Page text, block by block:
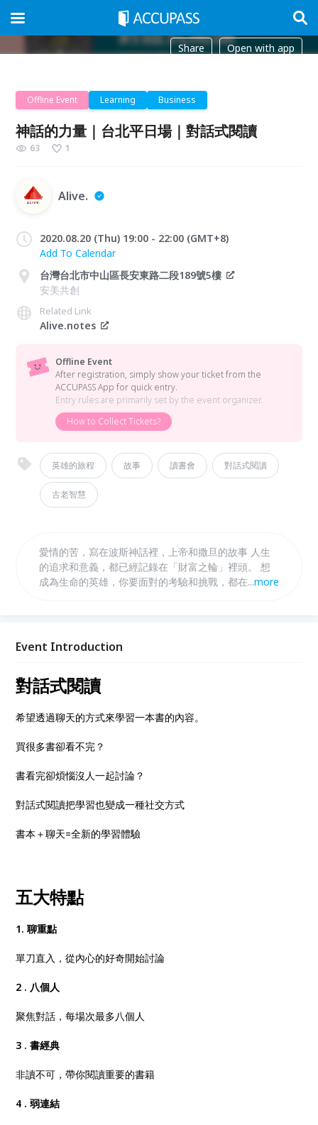
Share Open with app
Offline Event Learning Business
神話的力量｜台北平日場｜對話式閱讀
63 1
Alive.
2020.08.20 (Thu) 19:00 - 22:00 (GMT+8)
Add To Calendar
台灣台北市中山區長安東路二段189號5樓
安美共創
Related Link
Alive.notes
Offline Event
After registration, simply show your ticket from the
ACCUPASS App for quick entry.
Entry rules are primarily set by the event organizer.
How to Collect Tickets?
英雄的旅程 故事 讀書會 對話式閱讀
古老智慧
愛情的苦，寫在波斯神話裡，上帝和撒旦的故事 人生
的追求和意義，都已經記錄在「財富之輪」裡頭。 想
成為生命的英雄，你要面對的考驗和挑戰，都在「龍」
感性、從神話討論到人生，一起來一場生命智慧的洗禮
...more
Event Introduction
對話式閱讀
希望透過聊天的方式來學習一本書的內容。
買很多書卻看不完？
書看完卻煩惱沒人一起討論？
對話式閱讀把學習也變成一種社交方式
書本＋聊天=全新的學習體驗
五大特點
1.聊重點
單刀直入，從內心的好奇開始討論
2 . 八個人
聚焦對話，每場次最多八個人
3 .書經典
非讀不可，帶你閱讀重要的書籍
4 .弱連結